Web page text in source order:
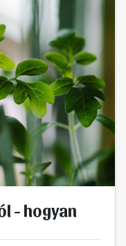
- hogyan